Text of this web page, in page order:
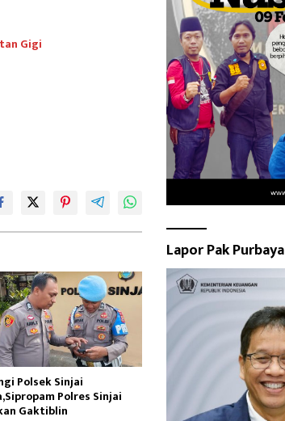
Gigi
Polsek Sinjai
Polres Sinjai
Gaktiblin
Lapor Pak Purbaya